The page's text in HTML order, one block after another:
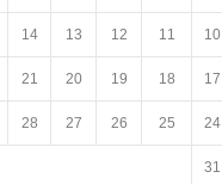
10
11
12
13
14
17
18
19
20
21
24
25
26
27
28
31